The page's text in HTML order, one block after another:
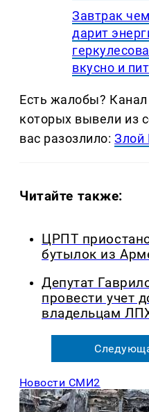
Завтрак
дарит
вкусно и
Есть жалобы?
которых вывели из
вас разозлило:Злой
Читайте также:
ЦРПТ
бутылок из
Депутат
провести учет
владельцам
Новости СМИ2